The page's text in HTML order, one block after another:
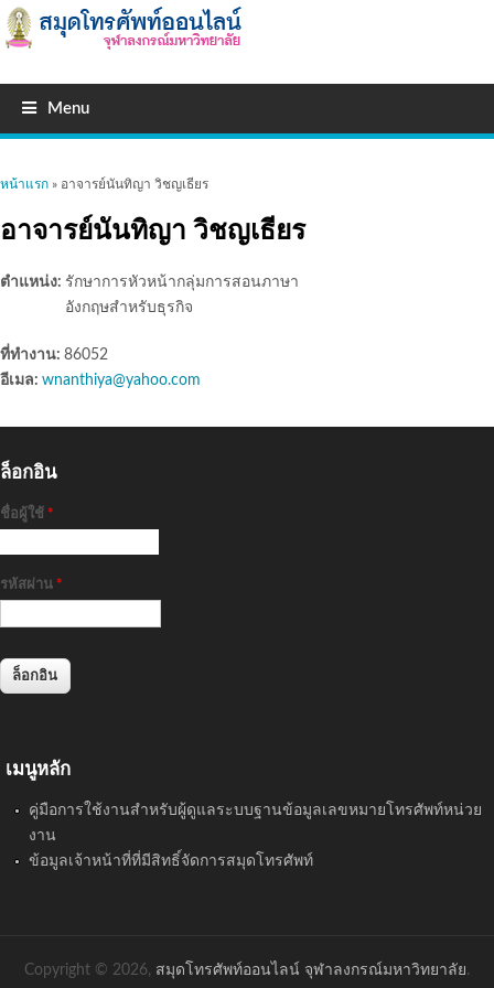
Menu
คุณอยู่ที่นี่
หน้าแรก » อาจารย์นันทิญา วิชญเธียร
อาจารย์นันทิญา วิชญเธียร
ตำแหน่ง: รักษาการหัวหน้ากลุ่มการสอนภาษา
อังกฤษสำหรับธุรกิจ
ที่ทำงาน: 86052
อีเมล: wnanthiya@yahoo.com
ล็อกอิน
ชื่อผู้ใช้ *
รหัสผ่าน *
เมนูหลัก
คู่มือการใช้งานสำหรับผู้ดูแลระบบฐานข้อมูลเลขหมายโทรศัพท์หน่วย
งาน
ข้อมูลเจ้าหน้าที่ที่มีสิทธิ์จัดการสมุดโทรศัพท์
Copyright © 2026, สมุดโทรศัพท์ออนไลน์ จุฬาลงกรณ์มหาวิทยาลัย.